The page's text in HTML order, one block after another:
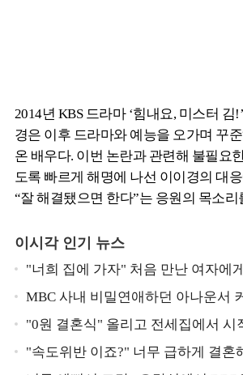
2014년 KBS 드라마 ‘힘내요, 미스터 김
경은 이후 드라마와 예능을 오가며 꾸
온 배우다. 이번 논란과 관련해 불필요
도록 빠르게 해명에 나선 이이경의 대
“잘 해결됐으면 한다”는 응원의 목소리
이시각 인기 뉴스
"너희 집에 가자" 처음 만난 여자에
구 했다는 MBC 아나운서
MBC 사내 비밀연애하던 아나운서
"0원 결혼식" 올리고 전세집에서 시
"속도위반 이죠?" 너무 급하게 결혼